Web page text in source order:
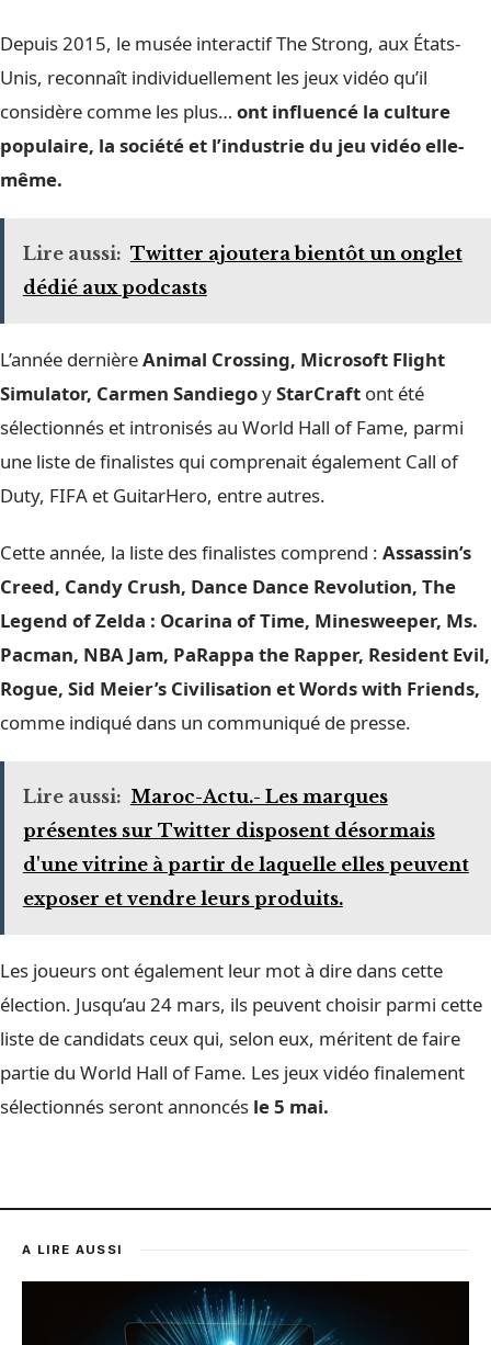
Depuis 2015, le musée interactif The Strong, aux États-
Unis, reconnaît individuellement les jeux vidéo qu’il
considère comme les plus… ont influencé la culture
populaire, la société et l’industrie du jeu vidéo elle-
même.
Lire aussi: Twitter ajoutera bientôt un onglet
dédié aux podcasts
L’année dernièreAnimal Crossing, Microsoft Flight
Simulator, Carmen SandiegoyStarCraft ont été
sélectionnés et intronisés au World Hall of Fame, parmi
une liste de finalistes qui comprenait également Call of
Duty, FIFA et GuitarHero, entre autres.
Cette année, la liste des finalistes comprend : Assassin’s
Creed, Candy Crush, Dance Dance Revolution, The
Legend of Zelda : Ocarina of Time, Minesweeper, Ms.
Pacman, NBA Jam, PaRappa the Rapper, Resident Evil,
Rogue, Sid Meier’s Civilisation et Words with Friends,
comme indiqué dans un communiqué de presse.
Lire aussi: Maroc-Actu.- Les marques
présentes sur Twitter disposent désormais
d'une vitrine à partir de laquelle elles peuvent
exposer et vendre leurs produits.
Les joueurs ont également leur mot à dire dans cette
élection. Jusqu’au 24 mars, ils peuvent choisir parmi cette
liste de candidats ceux qui, selon eux, méritent de faire
partie du World Hall of Fame. Les jeux vidéo finalement
sélectionnés seront annoncés le 5 mai.
A LIRE AUSSI